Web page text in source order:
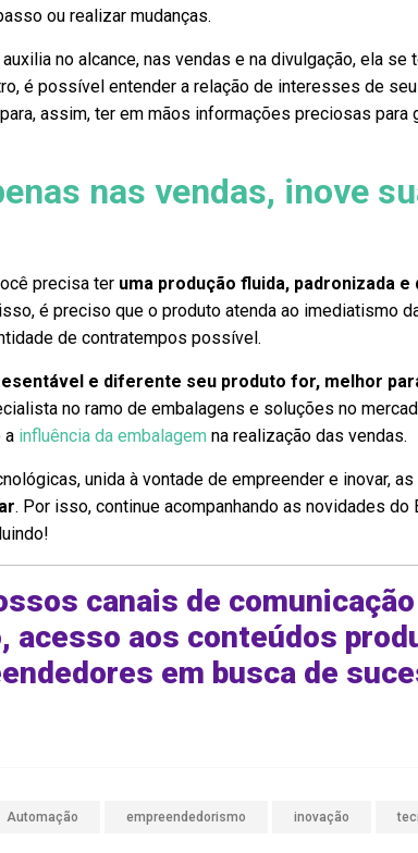
ou realizar mudanças.
no alcance, nas vendas e na divulgação, ela se
é possível entender a relação de interesses de
assim, ter em mãos informações preciosas para
nas vendas, inove
precisa ter uma produção fluida, padronizada e
é preciso que o produto atenda ao imediatismo
de contratempos possível.
e diferente seu produto for, melhor
no ramo de embalagens e soluções no
a influência da embalagem na realização das vendas.
unida à vontade de empreender e inovar, as
. Por isso, continue acompanhando as novidades do
canais de
acesso aos conteúdos
em busca de
Automação empreendedorismo inovação